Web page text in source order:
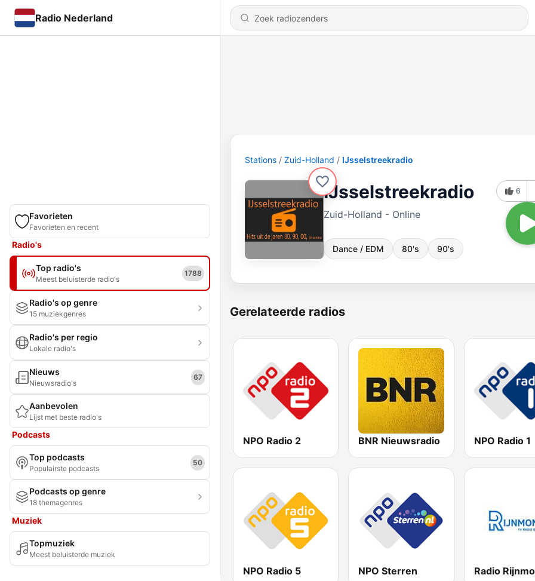
Radio Nederland
Favorieten
Favorieten en recent
Radio's
Top radio's
Meest beluisterde radio's
1788
Radio's op genre
15 muziekgenres
Radio's per regio
Lokale radio's
Nieuws
Nieuwsradio's
67
Aanbevolen
Lijst met beste radio's
Podcasts
Top podcasts
Populairste podcasts
50
Podcasts op genre
18 themagenres
Muziek
Topmuziek
Meest beluisterde muziek
Stations Zuid-Holland IJsselstreekradio
IJsselstreekradio
Zuid-Holland - Online
Dance / EDM 80's 90's
6
Gerelateerde radios
NPO Radio 2 BNR Nieuwsradio NPO Radio 1
NPO Radio 5 NPO Sterren